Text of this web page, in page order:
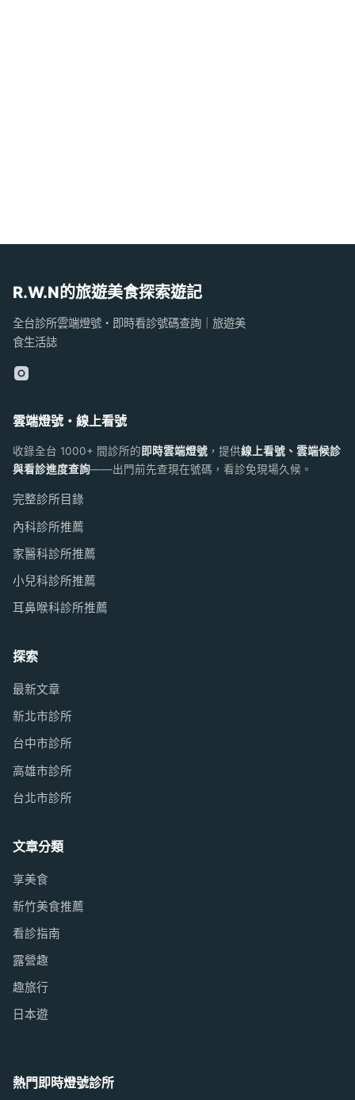
R.W.N的旅遊美食探索遊記
全台診所雲端燈號・即時看診號碼查詢｜旅遊美
食生活誌
雲端燈號・線上看號
收錄全台 1000+ 間診所的即時雲端燈號 ，提供線上看號、雲端候診
與看診進度查詢——出門前先查現在號碼，看診免現場久候。
完整診所目錄
內科診所推薦
家醫科診所推薦
小兒科診所推薦
耳鼻喉科診所推薦
探索
最新文章
新北市診所
台中市診所
高雄市診所
台北市診所
文章分類
享美食
新竹美食推薦
看診指南
露營趣
趣旅行
日本遊
熱門即時燈號診所